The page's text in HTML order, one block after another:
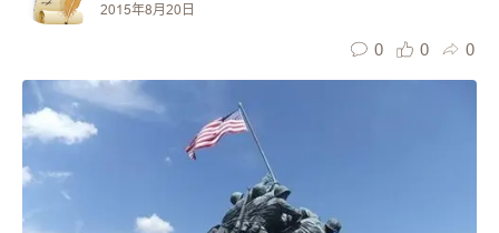
2015年8月20日
0 0 0